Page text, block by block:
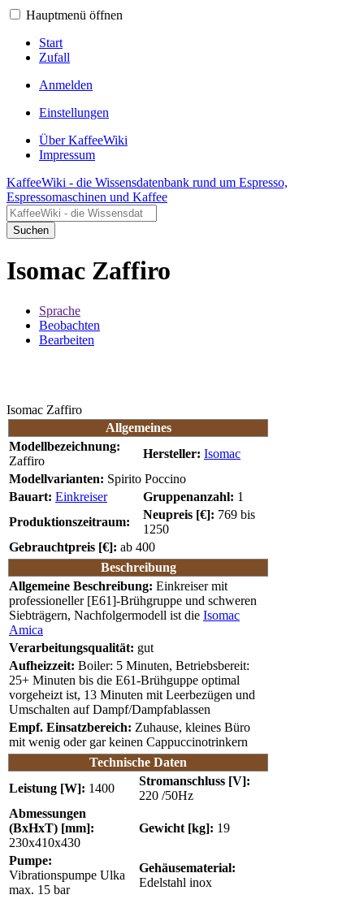
Hauptmenü öffnen
Start
Zufall
Anmelden
Einstellungen
Über KaffeeWiki
Impressum
KaffeeWiki - die Wissensdatenbank rund um Espresso,
Espressomaschinen und Kaffee
Suchen
Isomac Zaffiro
Sprache
Beobachten
Bearbeiten
Isomac Zaffiro
Allgemeines
Modellbezeichnung:
Zaffiro
Hersteller: Isomac
Modellvarianten: Spirito Poccino
Bauart: Einkreiser Gruppenanzahl: 1
Produktionszeitraum:
Neupreis [€]: 769 bis
1250
Gebrauchtpreis [€]: ab 400
Beschreibung
Allgemeine Beschreibung: Einkreiser mit
professioneller [E61]-Brühgruppe und schweren
Siebträgern, Nachfolgermodell ist die Isomac
Amica
Verarbeitungsqualität: gut
Aufheizzeit: Boiler: 5 Minuten, Betriebsbereit:
25+ Minuten bis die E61-Brühguppe optimal
vorgeheizt ist, 13 Minuten mit Leerbezügen und
Umschalten auf Dampf/Dampfablassen
Empf. Einsatzbereich: Zuhause, kleines Büro
mit wenig oder gar keinen Cappuccinotrinkern
Technische Daten
Leistung [W]: 1400
Stromanschluss [V]:
220 /50Hz
Abmessungen
(BxHxT) [mm]:
230x410x430
Gewicht [kg]: 19
Pumpe:
Vibrationspumpe Ulka
max. 15 bar
Gehäusematerial:
Edelstahl inox